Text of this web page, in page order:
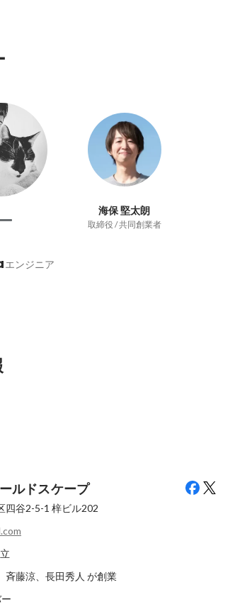
海保 堅太朗
取締役 / 共同創業者
エンジニア
ルドスケープ
四谷2-5-1 梓ビル202
斉藤涼、長田秀人 が創業